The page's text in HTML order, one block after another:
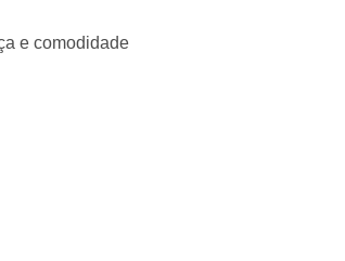
e comodidade